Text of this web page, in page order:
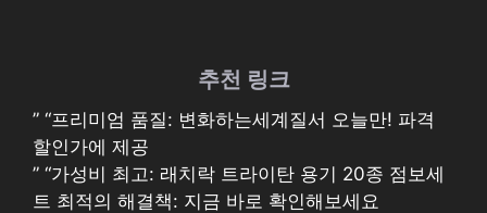
추천 링크
” “프리미엄 품질: 변화하는세계질서 오늘만! 파격
할인가에 제공
” “가성비 최고: 래치락 트라이탄 용기 20종 점보세
트 최적의 해결책: 지금 바로 확인해보세요